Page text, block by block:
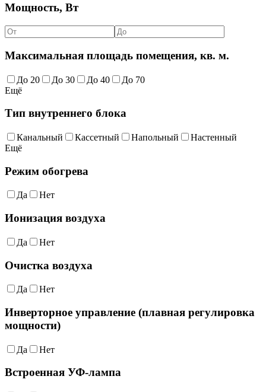
Мощность, Вт
Максимальная площадь помещения, кв. м.
До 20 До 30 До 40
До 70
Ещё
Тип внутреннего блока
Канальный Кассетный Напольный
Настенный
Ещё
Режим обогрева
Да Нет
Ионизация воздуха
Да Нет
Очистка воздуха
Да Нет
Инверторное управление (плавная регулировка
мощности)
Да Нет
Встроенная УФ-лампа